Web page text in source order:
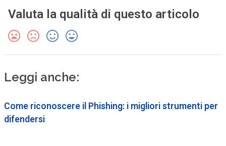
Valuta la qualità di questo articolo
Leggi anche:
Come riconoscere il Phishing: i migliori strumenti per
difendersi